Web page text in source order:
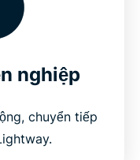
nghiệp
chuyển tiếp